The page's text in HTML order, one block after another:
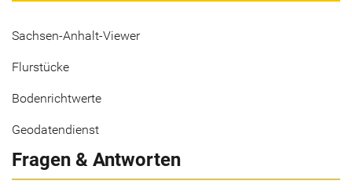
Sachsen-Anhalt-Viewer
Flurstücke
Bodenrichtwerte
Geodatendienst
Fragen & Antworten